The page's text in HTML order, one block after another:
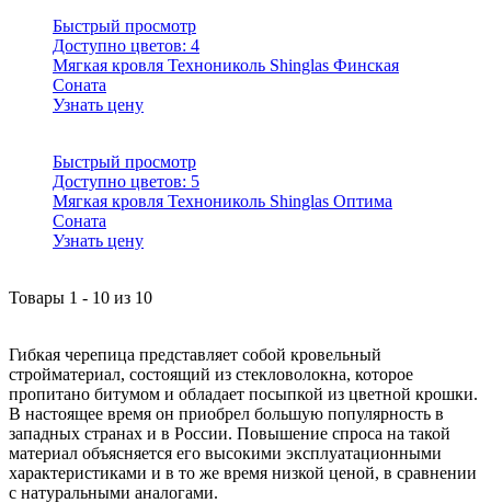
Быстрый просмотр
Доступно цветов: 4
Мягкая кровля Технониколь Shinglas Финская
Соната
Узнать цену
Быстрый просмотр
Доступно цветов: 5
Мягкая кровля Технониколь Shinglas Оптима
Соната
Узнать цену
Товары 1 - 10 из 10
Гибкая черепица представляет собой кровельный
стройматериал, состоящий из стекловолокна, которое
пропитано битумом и обладает посыпкой из цветной крошки.
В настоящее время он приобрел большую популярность в
западных странах и в России. Повышение спроса на такой
материал объясняется его высокими эксплуатационными
характеристиками и в то же время низкой ценой, в сравнении
с натуральными аналогами.